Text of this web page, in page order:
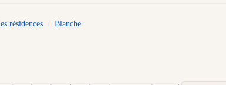
résidences Blanche